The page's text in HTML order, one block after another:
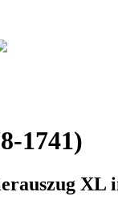
1741)
XL